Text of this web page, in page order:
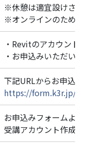
※休憩は適宜設けさせ
※オンラインのため通
・Revitのアカウント
・お申込みいただい
下記URLからお申込み
https://form.k3r.jp/
お申込みフォームよ
受講アカウント作成